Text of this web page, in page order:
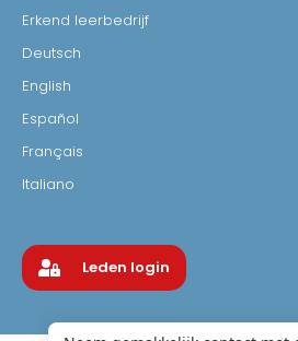
Erkend leerbedrijf
Deutsch
English
Español
Français
Italiano
Leden login